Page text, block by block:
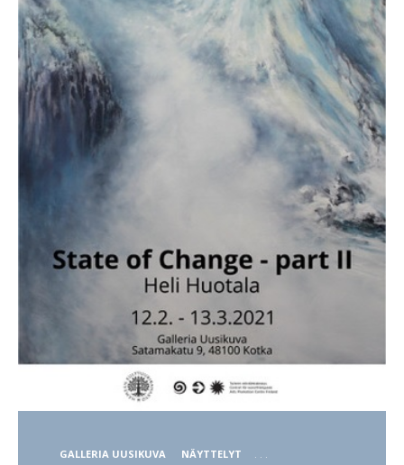
POSTED
GALLERIA UUSIKUVA NÄYTTELYT . . .